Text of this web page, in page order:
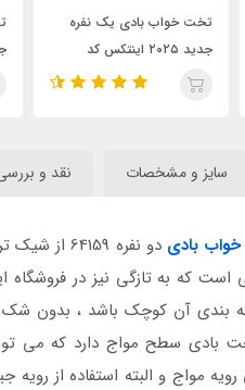
تخت خواب بادی دو نفره
جدید اینتکس ۲۰۲۵ با ارتقاع
بلند کد intex 64418
سایز و مشخصات نقد و
بادی
دو نفره
است که به تازگی نیز در
بندی آن کوچک باشد ، بدون شک
بادی سطح مواج دارد که می
مواج و البته استفاده از